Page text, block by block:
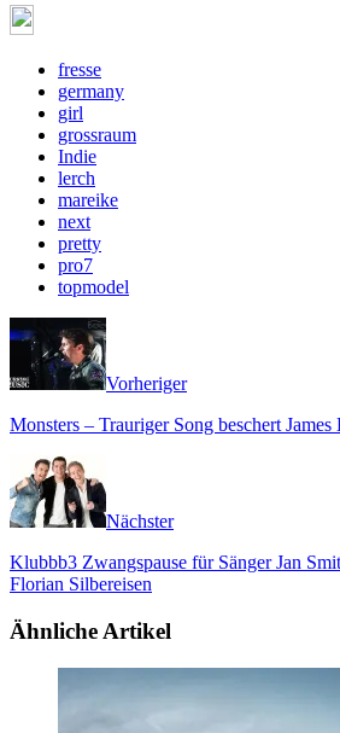
fresse
germany
girl
grossraum
Indie
lerch
mareike
next
pretty
pro7
topmodel
Vorheriger
Monsters – Trauriger Song beschert
Nächster
Klubbb3 Zwangspause für Sänger Jan
Florian Silbereisen
Ähnliche Artikel